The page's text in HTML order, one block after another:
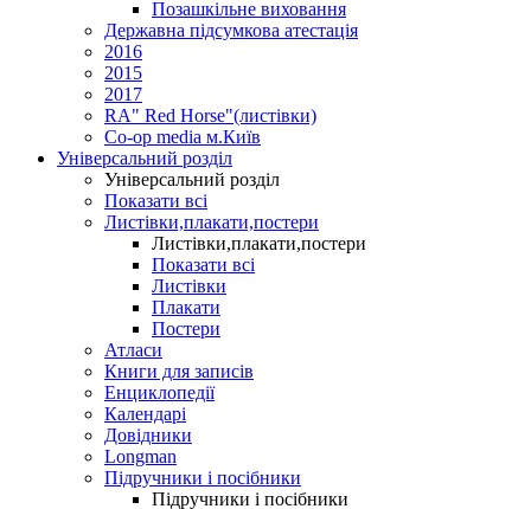
Позашкільне виховання
Державна підсумкова атестація
2016
2015
2017
RA" Red Horse"(листівки)
Co-op media м.Київ
Універсальний розділ
Універсальний розділ
Показати всі
Листівки,плакати,постери
Листівки,плакати,постери
Показати всі
Листівки
Плакати
Постери
Атласи
Книги для записів
Енциклопедії
Календарі
Довідники
Longman
Підручники і посібники
Підручники і посібники